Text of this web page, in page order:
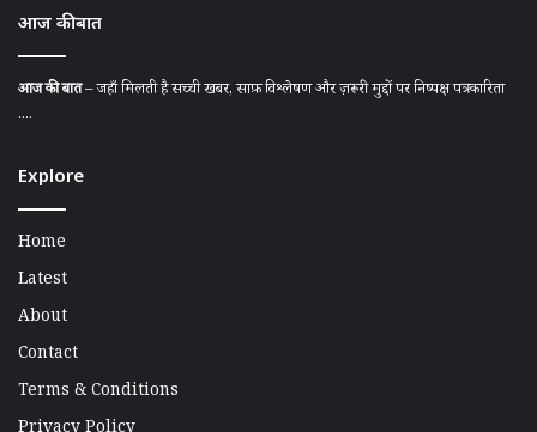
आज की बात
आज की बात– जहाँ मिलती है सच्ची खबर, साफ़ विश्लेषण और ज़रूरी मुद्दों पर निष्पक्ष पत्रकारिता
....
Explore
Home
Latest
About
Contact
Terms & Conditions